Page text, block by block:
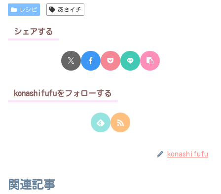
レシピ あさイチ
シェアする
konashifufuをフォローする
konashifufu
関連記事